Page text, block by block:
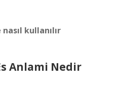
kullanılır
Anlami Nedir